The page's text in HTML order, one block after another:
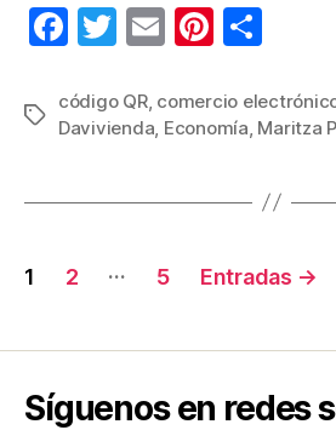
F
c
e
o
k
T
tt
er
E
ail
Pi
er
e
m
p
ar
tir
Etiquetas
código QR, comercio
Davivienda, Economía, Maritza
Navegación
entradas
1 2 … 5 Entradas →
Síguenos en redes